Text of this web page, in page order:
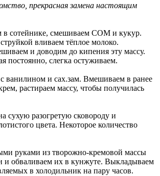
прекрасная замена настоящим
в сотейнике, смешиваем СОМ и кукур.
вливаем тёплое молоко.
и доводим до кипения эту массу.
постоянно, слегка остуживаем.
с ванилином и сах.зам. Вмешиваем в ранее
растираем массу, чтобы получилась
сухую разогретую сковороду и
цвета. Некоторое количество
руками из творожно-кремовой массы
и обваливаем их в кунжуте. Выкладываем
в холодильник на пару часов.